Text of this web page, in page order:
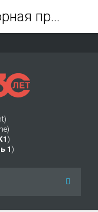
)
1 )
№3 2002 - Журнал Горная промышленность